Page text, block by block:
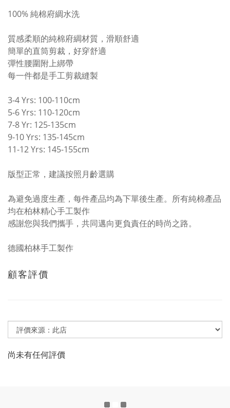
100% 純棉府綢水洗
質感柔順的純棉府綢材質，滑順舒適
簡單的直筒剪裁，好穿舒適
彈性腰圍附上綁帶
每一件都是手工剪裁縫製
3-4 Yrs: 100-110cm
5-6 Yrs: 110-120cm
7-8 Yr: 125-135cm
9-10 Yrs: 135-145cm
11-12 Yrs: 145-155cm
版型正常，建議按照月齡選購
為避免過度生產，每件產品均為下單後生產。所有純棉產品
均在柏林精心手工製作
感謝您與我們攜手，共同邁向更負責任的時尚之路。
德國柏林手工製作
顧客評價
尚未有任何評價